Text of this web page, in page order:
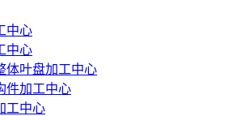
中心
中心
体叶盘加工中心
件加工中心
工中心